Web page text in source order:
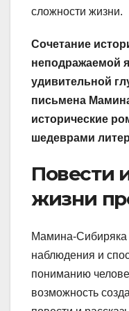
сложности жизни.
Сочетание
неподражаемой
удивительной
письмена
исторические
шедеврами
Повести
жизни
Мамина-Сибиряка
наблюдения и
пониманию
возможность